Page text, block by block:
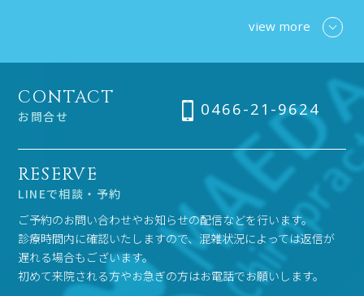
view more
CONTACT
お問合せ 0466-21-9624
RESERVE
LINEで相談・予約
ご予約のお問い合わせやお知らせの配信などを行います。
診療時間内に確認いたしますので、混雑状況によっては返信が
遅れる場合もございます。
初めて来院される方やお急ぎの方はお電話でお願いします。